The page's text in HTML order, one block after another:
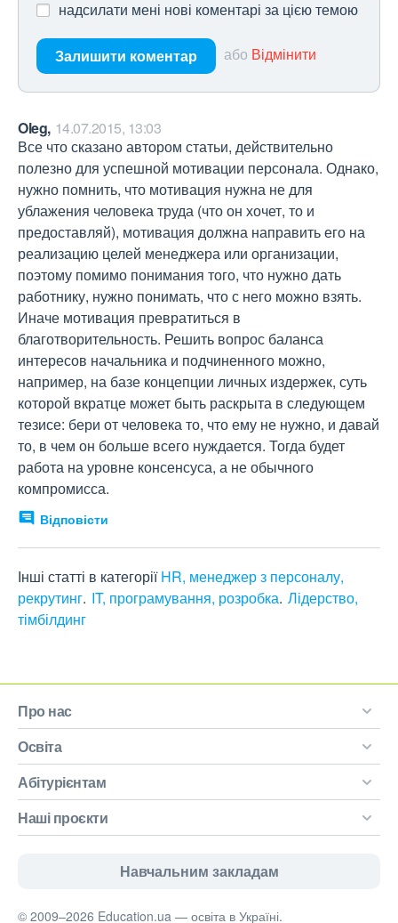
надсилати мені нові коментарі за цією темою
Залишити коментар або Відмінити
Oleg, 14.07.2015, 13:03
Все что сказано автором статьи, действительно
полезно для успешной мотивации персонала. Однако,
нужно помнить, что мотивация нужна не для
ублажения человека труда (что он хочет, то и
предоставляй), мотивация должна направить его на
реализацию целей менеджера или организации,
поэтому помимо понимания того, что нужно дать
работнику, нужно понимать, что с него можно взять.
Иначе мотивация превратиться в
благотворительность. Решить вопрос баланса
интересов начальника и подчиненного можно,
например, на базе концепции личных издержек, суть
которой вкратце может быть раскрыта в следующем
тезисе: бери от человека то, что ему не нужно, и давай
то, в чем он больше всего нуждается. Тогда будет
работа на уровне консенсуса, а не обычного
компромисса.
Відповісти
Інші статті в категорії HR, менеджер з персоналу,
рекрутинг IT, програмування, розробка Лідерство,
тімбілдинг
Про нас
Освіта
Абітурієнтам
Наші проєкти
Навчальним закладам
© 2009–2026 Education.ua — освіта в Україні.